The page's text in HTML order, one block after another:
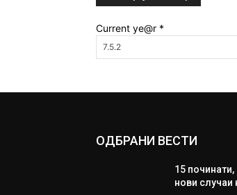
Current ye@r *
ОДБРАНИ ВЕСТИ
15
нови